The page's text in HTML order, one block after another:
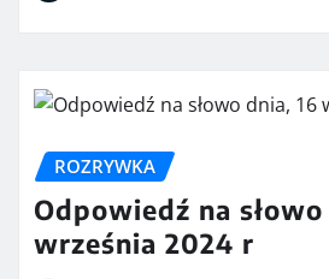
ROZRYWKA
Odpowiedź na
września 2024 r